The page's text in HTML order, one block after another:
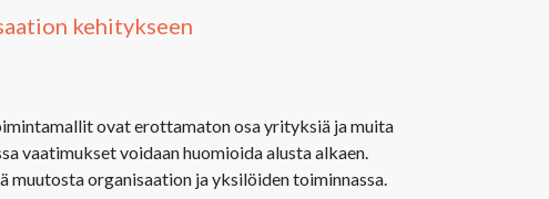
kehitykseen
ovat erottamaton osa yrityksiä ja muita
vaatimukset voidaan huomioida alusta alkaen.
muutosta organisaation ja yksilöiden toiminnassa.